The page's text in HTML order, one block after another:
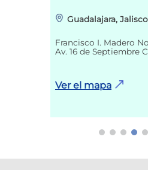
Guadalajara, Jalisco
Francisco I. Madero
Av. 16 de Septiembre
Ver el mapa